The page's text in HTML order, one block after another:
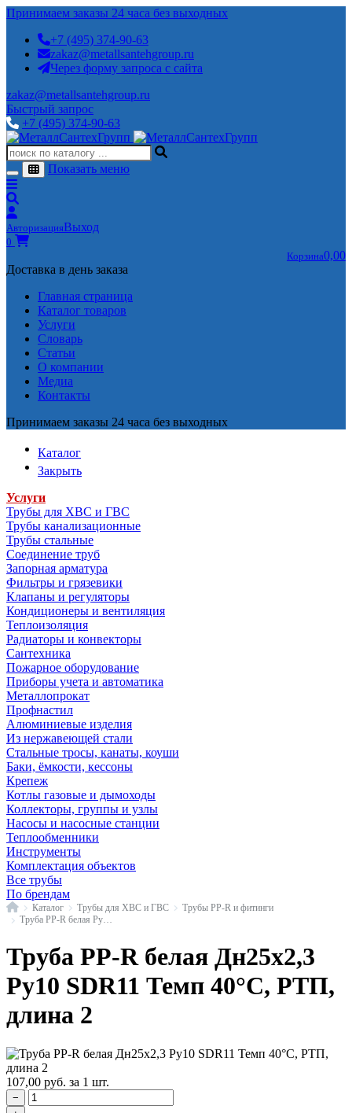
Принимаем заказы 24 часа без выходных
+7 (495) 374-90-63
zakaz@metallsantehgroup.ru
Через форму запроса с сайта
zakaz@metallsantehgroup.ru
Быстрый запрос
+7 (495) 374-90-63
Показать меню
АвторизацияВыход
0
Корзина0,00
Доставка в день заказа
Главная страница
Каталог товаров
Услуги
Словарь
Статьи
О компании
Медиа
Контакты
Принимаем заказы 24 часа без выходных
Каталог
Закрыть
Услуги
Трубы для ХВС и ГВС
Трубы канализационные
Трубы стальные
Соединение труб
Запорная арматура
Фильтры и грязевики
Клапаны и регуляторы
Кондиционеры и вентиляция
Теплоизоляция
Радиаторы и конвекторы
Сантехника
Пожарное оборудование
Приборы учета и автоматика
Металлопрокат
Профнастил
Алюминиевые изделия
Из нержавеющей стали
Стальные тросы, канаты, коуши
Баки, ёмкости, кессоны
Крепеж
Котлы газовые и дымоходы
Коллекторы, группы и узлы
Насосы и насосные станции
Теплообменники
Инструменты
Комплектация объектов
Все трубы
По брендам
ГлавнаяКаталог Трубы для ХВС и ГВС
Трубы PP-R и фитинги
Труба PP-R белая Ру10 SDR11 РосТурПласт
Труба PP-R белая Дн25х2,3
Ру10 SDR11 Темп 40°C, РТП,
длина 2
107,00 руб. за 1 шт.
−